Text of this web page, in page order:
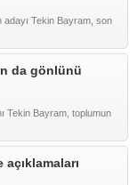
adayı Tekin Bayram, son
da gönlünü
Tekin Bayram, toplumun